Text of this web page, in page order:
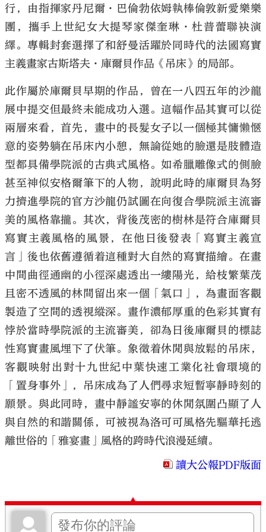
行，由指揮家丹尼爾·巴倫勃依姆執棒倫敦新愛樂樂
團，攜手上世紀女大提琴家傑奎琳·杜普蕾聯袂演
繹。專輯封套選擇了和舒曼活躍於同時代的法國寫實
主義畫家古斯塔夫·庫爾貝作品《吊床》的局部。
此作屬於庫爾貝早期的作品，曾在一八四五年的沙龍
展中提交但最終未能成功入選。這幅作品其實可以從
兩層來看，首先，畫中的長髮女子以一個極其慵懶愜
意的姿勢躺在吊床內小憩，無論從她的臉還是肢體造
型都具備學院派的古典式風格。如希臘雕像式的側臉
甚至神似安格爾筆下的人物，說明此時的庫爾貝為努
力擠進學院的官方沙龍仍試圖在向復合學院派主流審
美的風格靠攏。其次，背後茂密的樹林是符合庫爾貝
寫實主義風格的風景，在他日後發表「寫實主義宣
言」後也依舊遵循着這種對大自然的寫實描繪。在畫
中間曲徑通幽的小徑深處透出一縷陽光，給枝繁葉茂
且密不透風的林間留出來一個「氣口」，為畫面客觀
製造了空間的透視縱深。畫作濃郁厚重的色彩其實有
悖於當時學院派的主流審美，卻為日後庫爾貝的標誌
性寫實畫風埋下了伏筆。象徵着休閒與放鬆的吊床，
客觀映射出對十九世紀中葉快速工業化社會環境的
「置身事外」，吊床成為了人們尋求短暫寧靜時刻的
願景。與此同時，畫中靜謐安寧的休閒氛圍凸顯了人
與自然的和諧關係，可被視為洛可可風格先驅華托逃
離世俗的「雅宴畫」風格的跨時代浪漫延續。
讀大公報PDF版面